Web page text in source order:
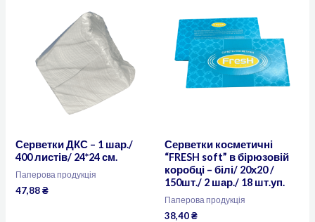
Серветки ДКС – 1 шар./
400 листів/ 24*24 см.
Паперова продукція
47,88₴
Серветки косметичні
“FRESH soft” в бірюзовій
коробці – білі/ 20х20 /
150шт./ 2 шар./ 18 шт.уп.
Паперова продукція
38,40₴